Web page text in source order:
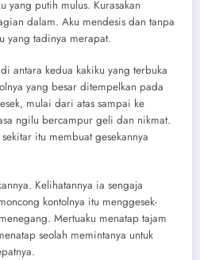
yang putih mulus. Kurasakan
dalam. Aku mendesis dan tanpa
yang tadinya merapat.
antara kedua kakiku yang terbuka
yang besar ditempelkan pada
mulai dari atas sampai ke
ngilu bercampur geli dan nikmat.
itu membuat gesekannya
Kelihatannya ia sengaja
kontolnya itu menggesek-
Mertuaku menatap tajam
seolah memintanya untuk